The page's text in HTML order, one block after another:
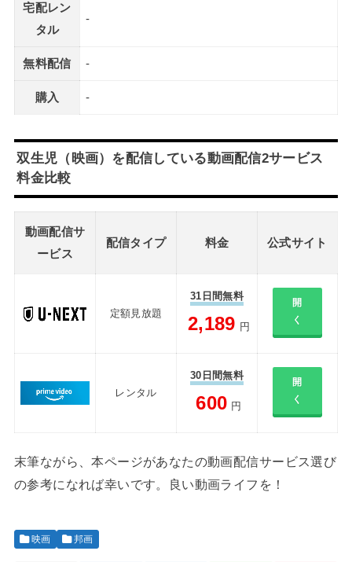
宅配レン
タル
-
無料配信 -
購入 -
双生児（映画）を配信している動画配信2サービス
料金比較
動画配信サ
ービス
配信タイプ 料金 公式サイト
定額見放題
31日間無料
2,189 円
開
く
レンタル
30日間無料
600 円
開
く
末筆ながら、本ページがあなたの動画配信サービス選び
の参考になれば幸いです。良い動画ライフを！
映画 邦画